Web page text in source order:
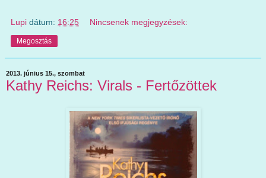
Lupi dátum: 16:25 Nincsenek megjegyzések:
Megosztás
2013. június 15., szombat
Kathy Reichs: Virals - Fertőzöttek